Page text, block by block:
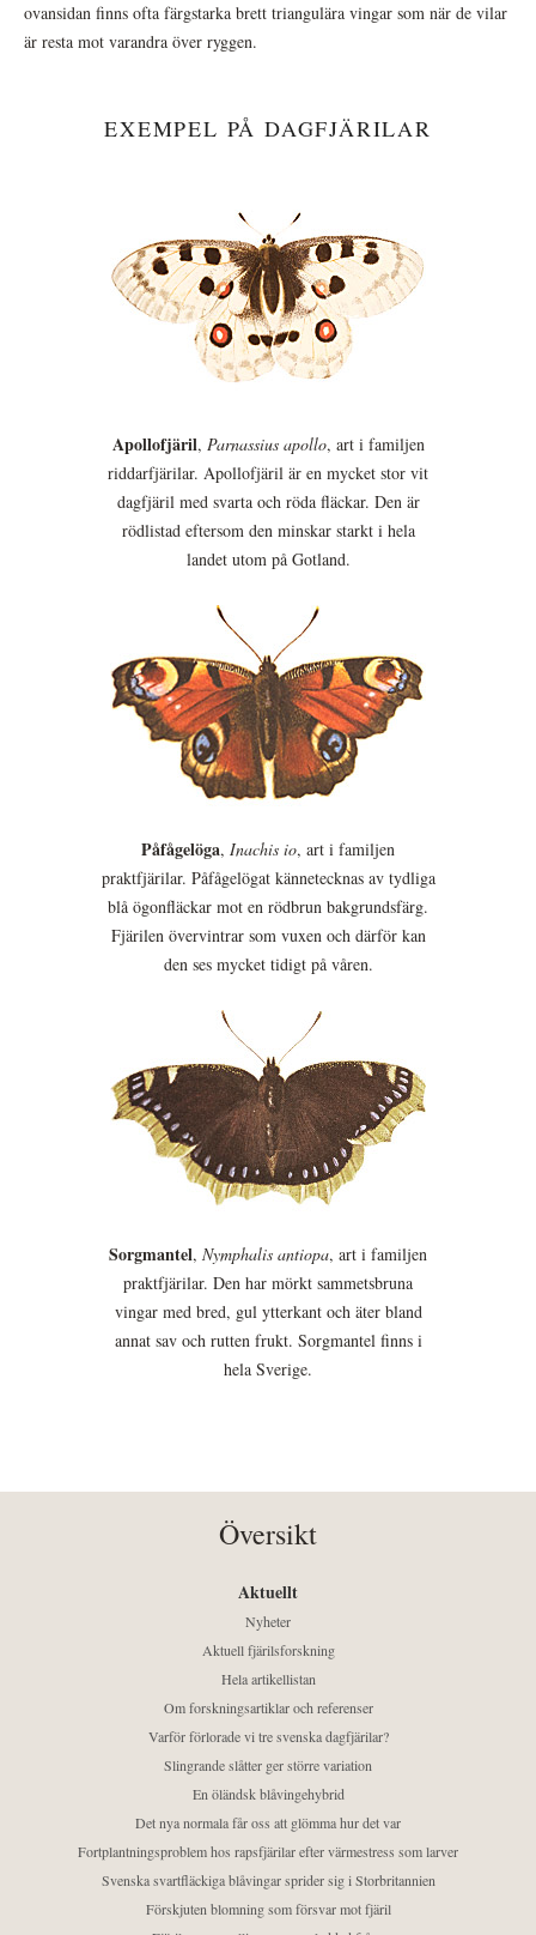
ovansidan finns ofta färgstarka brett triangulära vingar som när de vilar
är resta mot varandra över ryggen.
EXEMPEL PÅ DAGFJÄRILAR
Apollofjäril, Parnassius apollo, art i familjen
riddarfjärilar. Apollofjäril är en mycket stor vit
dagfjäril med svarta och röda fläckar. Den är
rödlistad eftersom den minskar starkt i hela
landet utom på Gotland.
Påfågelöga, Inachis io, art i familjen
praktfjärilar. Påfågelögat kännetecknas av tydliga
blå ögonfläckar mot en rödbrun bakgrundsfärg.
Fjärilen övervintrar som vuxen och därför kan
den ses mycket tidigt på våren.
Sorgmantel, Nymphalis antiopa, art i familjen
praktfjärilar. Den har mörkt sammetsbruna
vingar med bred, gul ytterkant och äter bland
annat sav och rutten frukt. Sorgmantel finns i
hela Sverige.
Översikt
Aktuellt
Nyheter
Aktuell fjärilsforskning
Hela artikellistan
Om forskningsartiklar och referenser
Varför förlorade vi tre svenska dagfjärilar?
Slingrande slåtter ger större variation
En öländsk blåvingehybrid
Det nya normala får oss att glömma hur det var
Fortplantningsproblem hos rapsfjärilar efter värmestress som larver
Svenska svartfläckiga blåvingar sprider sig i Storbritannien
Förskjuten blomning som försvar mot fjäril